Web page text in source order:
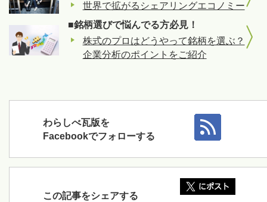
世界で拡がるシェアリングエコノミー
■銘柄選びで悩んでる方必見！
株式のプロはどうやって銘柄を選ぶ？
企業分析のポイントをご紹介
わらしべ瓦版を
Facebookでフォローする
この記事をシェアする